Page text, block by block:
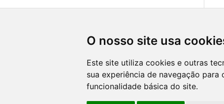
O nosso site usa
Este site utiliza cookies e outras
sua experiência de navegação
funcionalidade básica do site.